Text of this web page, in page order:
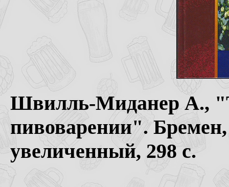
Швилль-Миданер А.,
пивоварении".
увеличенный, 298 с.